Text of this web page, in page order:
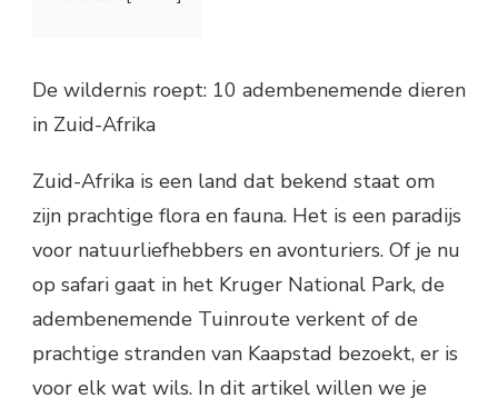
De wildernis roept: 10 adembenemende dieren
in Zuid-Afrika
Zuid-Afrika is een land dat bekend staat om
zijn prachtige flora en fauna. Het is een paradijs
voor natuurliefhebbers en avonturiers. Of je nu
op safari gaat in het Kruger National Park, de
adembenemende Tuinroute verkent of de
prachtige stranden van Kaapstad bezoekt, er is
voor elk wat wils. In dit artikel willen we je